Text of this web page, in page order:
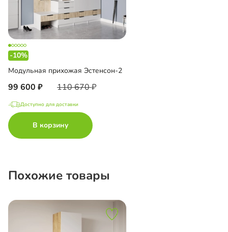
-10%
Модульная прихожая Эстенсон-2
99 600 110 670
Доступно для доставки
В корзину
Похожие товары